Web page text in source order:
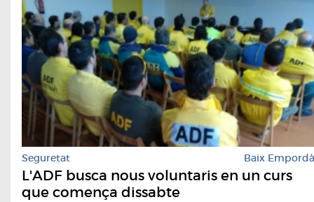
Seguretat Baix Empordà
L'ADF busca nous voluntaris en un curs
que comença dissabte